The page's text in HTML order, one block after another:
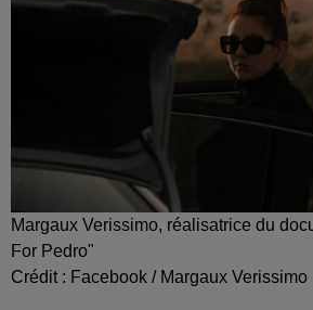
Margaux Verissimo, réalisatrice du
For Pedro"
Crédit : Facebook / Margaux Verissimo